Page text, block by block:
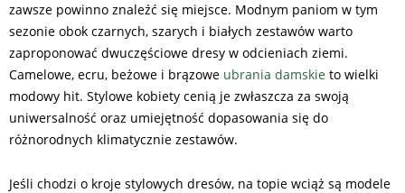
zawsze powinno znaleźć się miejsce. Modnym paniom w tym
sezonie obok czarnych, szarych i białych zestawów warto
zaproponować dwuczęściowe dresy w odcieniach ziemi.
Camelowe, ecru, beżowe i brązowe ubrania damskie to wielki
modowy hit. Stylowe kobiety cenią je zwłaszcza za swoją
uniwersalność oraz umiejętność dopasowania się do
różnorodnych klimatycznie zestawów.
Jeśli chodzi o kroje stylowych dresów, na topie wciąż są modele